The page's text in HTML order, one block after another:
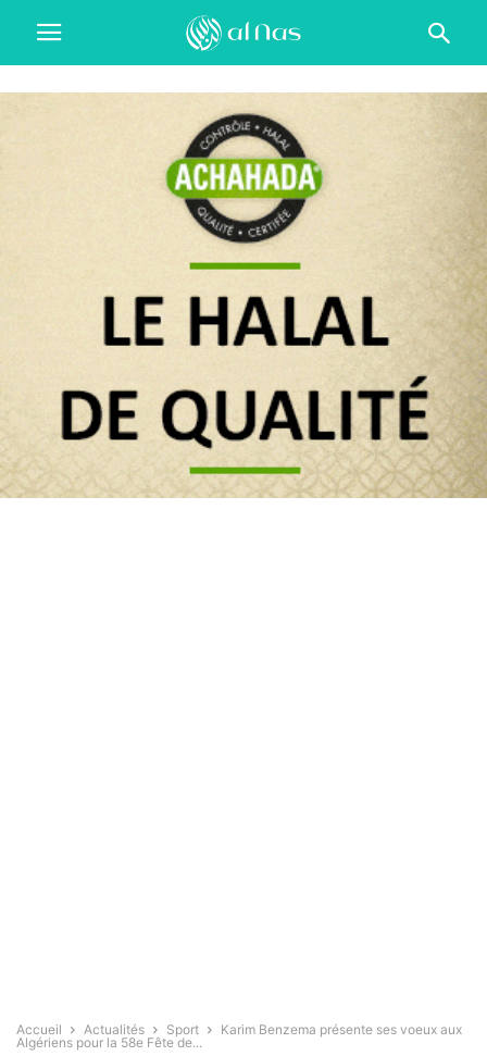
Accueil Actualités Sport
Karim Benzema présente ses voeux aux
Algériens pour la 58e Fête de...